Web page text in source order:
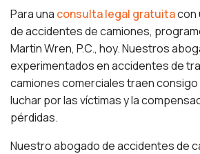
Para una consulta legal gratuitacon
de accidentes de camiones,
Martin Wren, P.C., hoy. Nuestros
experimentados en accidentes de
camiones comerciales traen
luchar por las víctimas y la
pérdidas.
Nuestro abogado de accidentes de